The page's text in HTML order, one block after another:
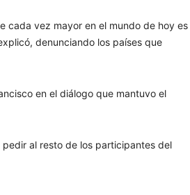
cada vez mayor en el mundo de hoy es
denunciando los países que
en el diálogo que mantuvo el
al resto de los participantes del